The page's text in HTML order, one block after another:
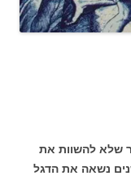
שלא להשוות את
נשאה את הדגל